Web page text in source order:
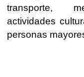
transporte,
actividades
personas